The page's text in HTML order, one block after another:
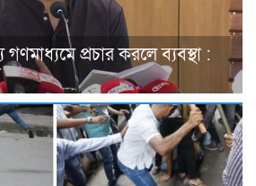
গণমাধ্যমে প্রচার করলে ব্যবস্থা :